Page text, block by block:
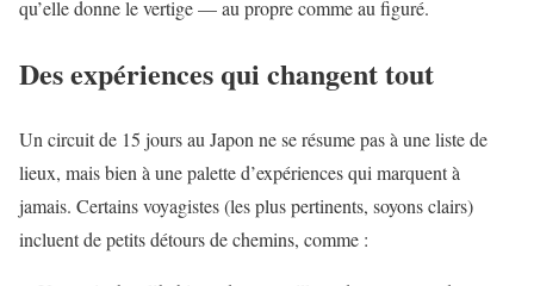
qu’elle donne le vertige — au propre comme au figuré.
Des expériences qui changent tout
Un circuit de 15 jours au Japon ne se résume pas à une liste de
lieux, mais bien à une palette d’expériences qui marquent à
jamais. Certains voyagistes (les plus pertinents, soyons clairs)
incluent de petits détours de chemins, comme :